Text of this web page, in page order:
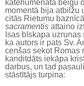
katehumenāta beigu
momentā bija atbilžu
citās Rietumu
sacramentis attaino
īsas bīskapa uzrunas
ka autors ir pats Sv.
cenšas sekot Romas
kanditdāts iekāpa
darbus, un tad
stāstītājs turpina: